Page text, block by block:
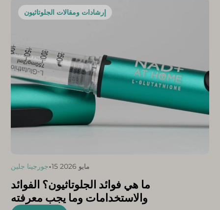
إرشادات ومقالات الجلوتاثيون
جورجينا جلين• 15 مايو 2026
ما هي فوائد الجلوتاثيون؟ الفوائد
والاستخدامات وما يجب معرفته